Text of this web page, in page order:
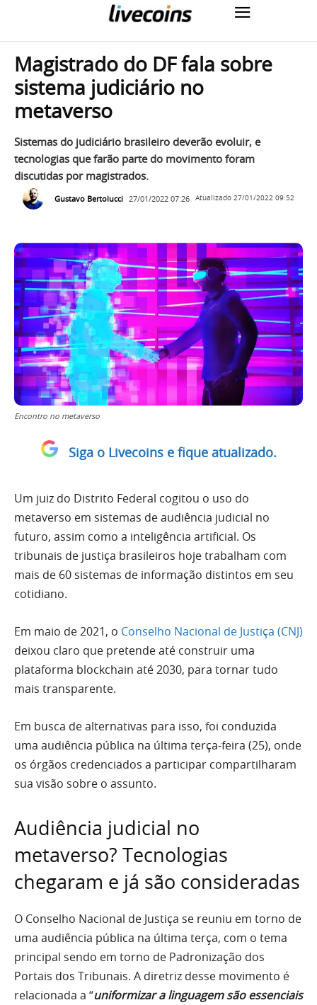
Magistrado do DF fala sobre
sistema judiciário no
metaverso
Sistemas do judiciário brasileiro deverão evoluir, e
tecnologias que farão parte do movimento foram
discutidas por magistrados.
Gustavo Bertolucci 27/01/2022 07:26 Atualizado 27/01/2022 09:52
Encontro no metaverso
Siga o Livecoins e fique atualizado.
Um juiz do Distrito Federal cogitou o uso do
metaverso em sistemas de audiência judicial no
futuro, assim como a inteligência artificial. Os
tribunais de justiça brasileiros hoje trabalham com
mais de 60 sistemas de informação distintos em seu
cotidiano.
Em maio de 2021, o Conselho Nacional de Justiça (CNJ)
deixou claro que pretende até construir uma
plataforma blockchain até 2030, para tornar tudo
mais transparente.
Em busca de alternativas para isso, foi conduzida
uma audiência pública na última terça-feira (25), onde
os órgãos credenciados a participar compartilharam
sua visão sobre o assunto.
Audiência judicial no
metaverso? Tecnologias
chegaram e já são consideradas
O Conselho Nacional de Justiça se reuniu em torno de
uma audiência pública na última terça, com o tema
principal sendo em torno de Padronização dos
Portais dos Tribunais. A diretriz desse movimento é
relacionada a “uniformizar a linguagem são essenciais